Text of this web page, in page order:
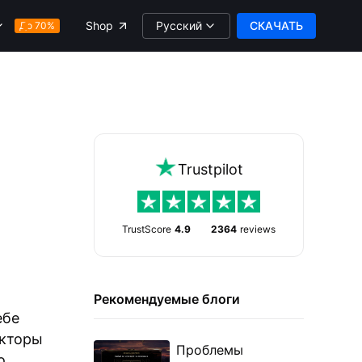
До 70% Shop Русский СКАЧАТЬ
Trustpilot
TrustScore 4.9 2364 reviews
Рекомендуемые блоги
Проблемы